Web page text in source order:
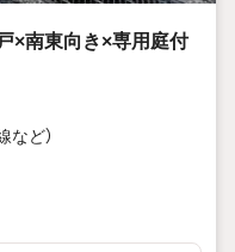
×南東向き×専用庭付
など）